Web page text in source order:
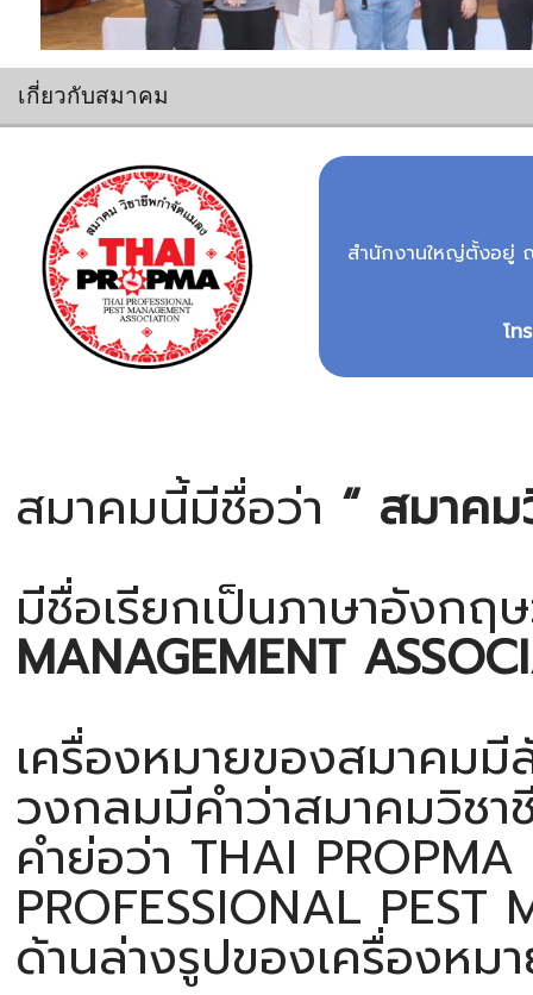
เกี่ยวกับสมาคม
สำนักงานใหญ่ตั้งอยู่
โท
สมาคมนี้มีชื่อว่า “ สมาค
มีชื่อเรียกเป็นภาษาอังกฤ
MANAGEMENT
เครื่องหมายของสมาคม
วงกลมมีคำว่าสมาคมวิช
คำย่อว่า THAI
PROFESSIONAL
ด้านล่างรูปของเครื่อง